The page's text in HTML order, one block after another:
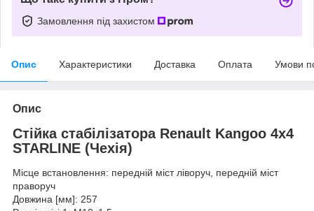
Замовлення під захистом
Опис Характеристики Доставка Оплата Умови
Опис
Стійка стабілізатора Renault Kangoo 4х4
STARLINE (Чехія)
Місце встановлення: передній міст ліворуч, передній міст
праворуч
Довжина [мм]: 257